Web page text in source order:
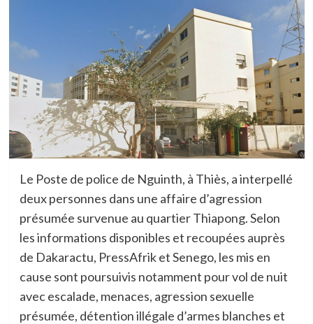
Le Poste de police de Nguinth, à Thiès, a interpellé
deux personnes dans une affaire d’agression
présumée survenue au quartier Thiapong. Selon
les informations disponibles et recoupées auprès
de Dakaractu, PressAfrik et Senego, les mis en
cause sont poursuivis notamment pour vol de nuit
avec escalade, menaces, agression sexuelle
présumée, détention illégale d’armes blanches et